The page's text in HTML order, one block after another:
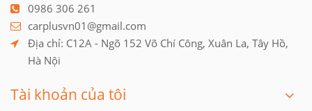
0986 306 261
carplusvn01@gmail.com
Địa chỉ: C12A - Ngõ 152 Võ Chí Công, Xuân La, Tây Hồ,
Hà Nội
Tài khoản của tôi